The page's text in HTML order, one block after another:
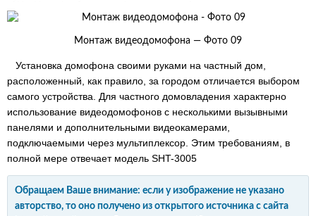
Монтаж видеодомофона — Фото 09
Установка домофона своими руками на частный дом,
расположенный, как правило, за городом отличается выбором
самого устройства. Для частного домовладения характерно
использование видеодомофонов с несколькими вызывными
панелями и дополнительными видеокамерами,
подключаемыми через мультиплексор. Этим требованиям, в
полной мере отвечает модель SHT-3005
Обращаем Ваше внимание: если у изображение не указано
авторство, то оно получено из открытого источника с сайта